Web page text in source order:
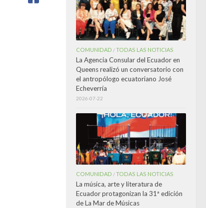
COMUNIDAD /TODAS LAS NOTICIAS
La Agencia Consular del Ecuador en
Queens realizó un conversatorio con
el antropólogo ecuatoriano José
Echeverría
2026-07-22
COMUNIDAD /TODAS LAS NOTICIAS
La música, arte y literatura de
Ecuador protagonizan la 31ª edición
de La Mar de Músicas